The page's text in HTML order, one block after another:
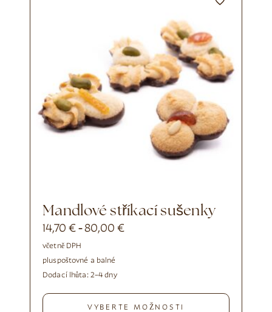
Mandlové stříkací sušenky
14,70€ -80,00€
včetně DPH
pluspoštovné a balné
Dodací lhůta: 2–4 dny
VYBERTE MOŽNOSTI